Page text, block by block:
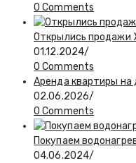
0 Comments
Открылись
01.12.2024/
0 Comments
Аренда квартиры на
02.06.2026/
0 Comments
Покупаем
04.06.2024/